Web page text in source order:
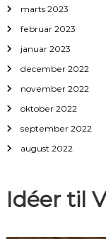
marts 2023
februar 2023
januar 2023
december 2022
november 2022
oktober 2022
september 2022
august 2022
Idéer til